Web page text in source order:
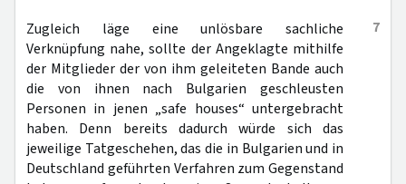
7
Zugleich läge eine unlösbare sachliche
Verknüpfung nahe, sollte der Angeklagte mithilfe
der Mitglieder der von ihm geleiteten Bande auch
die von ihnen nach Bulgarien geschleusten
Personen in jenen „safe houses“ untergebracht
haben. Denn bereits dadurch würde sich das
jeweilige Tatgeschehen, das die in Bulgarien und in
Deutschland geführten Verfahren zum Gegenstand